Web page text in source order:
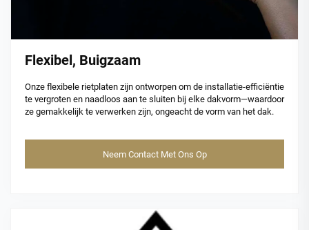
Flexibel, Buigzaam
Onze flexibele rietplaten zijn ontworpen om de installatie-efficiëntie
te vergroten en naadloos aan te sluiten bij elke dakvorm—waardoor
ze gemakkelijk te verwerken zijn, ongeacht de vorm van het dak.
Neem Contact Met Ons Op